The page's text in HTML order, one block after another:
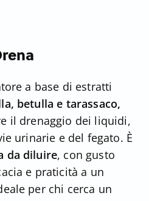
a base di estratti
betulla e tarassaco,
il drenaggio dei liquidi,
urinarie e del fegato. È
da diluire, con gusto
e praticità a un
per chi cerca un